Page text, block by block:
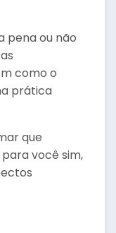
pena ou não
como o
prática
que
você sim,